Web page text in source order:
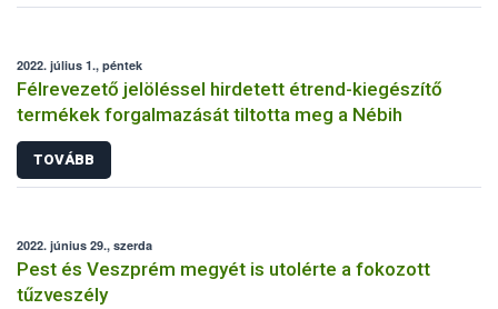
2022. július 1., péntek
Félrevezető jelöléssel hirdetett étrend-kiegészítő
termékek forgalmazását tiltotta meg a Nébih
TOVÁBB
2022. június 29., szerda
Pest és Veszprém megyét is utolérte a fokozott
tűzveszély